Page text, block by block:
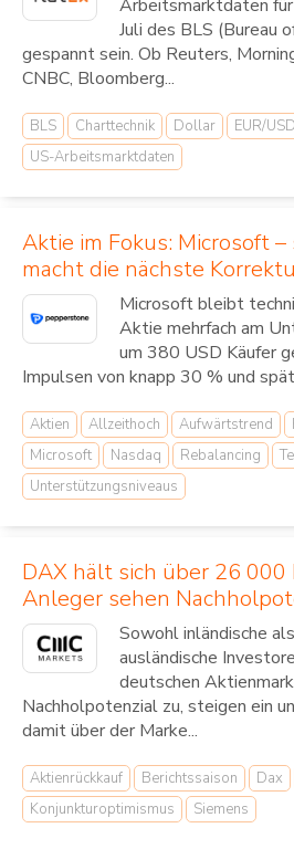
Arbeitsmarktdaten
Juli des BLS (Bureau
gespannt sein. Ob Reuters,
CNBC, Bloomberg...
BLS Charttechnik Dollar EUR/USD
US-Arbeitsmarktdaten
Aktie im Fokus: Microsoft
macht die nächste
Microsoft bleibt
Aktie mehrfach am
um 380 USD Käufer
Impulsen von knapp 30 % und
Aktien Allzeithoch Aufwärtstrend
Microsoft
Nasdaq Rebalancing
Unterstützungsniveaus
DAX hält sich über 26 000
Anleger sehen
Sowohl inländische
ausländische
deutschen
Nachholpotenzial zu, steigen ein
damit über der Marke...
Aktienrückkauf Berichtssaison Dax
Konjunkturoptimismus
Siemens